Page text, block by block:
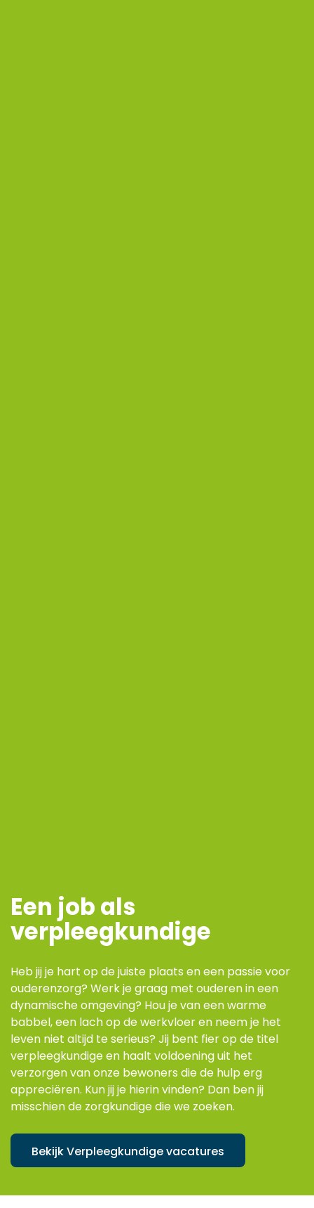
Een job als
verpleegkundige
Heb jij je hart op de juiste plaats en een passie voor
ouderenzorg? Werk je graag met ouderen in een
dynamische omgeving? Hou je van een warme
babbel, een lach op de werkvloer en neem je het
leven niet altijd te serieus? Jij bent fier op de titel
verpleegkundige en haalt voldoening uit het
verzorgen van onze bewoners die de hulp erg
appreciëren. Kun jij je hierin vinden? Dan ben jij
misschien de zorgkundige die we zoeken.
Bekijk Verpleegkundige vacatures